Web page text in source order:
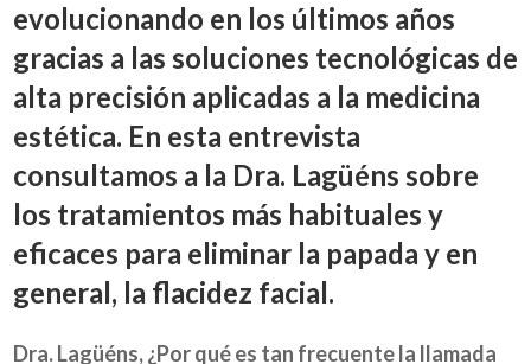
evolucionando en los últimos años
gracias a las soluciones tecnológicas de
alta precisión aplicadas a la medicina
estética. En esta entrevista
consultamos a la Dra. Lagüéns sobre
los tratamientos más habituales y
eficaces para eliminar la papada y en
general, la flacidez facial.
Dra. Lagüéns, ¿Por qué es tan frecuente la llamada